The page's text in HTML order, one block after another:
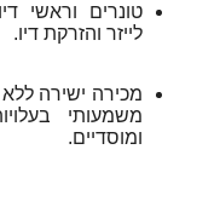
טונרים וראשי
לייזר והזרקת דיו.
מכירה ישירה
משמעותי
ומוסדיים.